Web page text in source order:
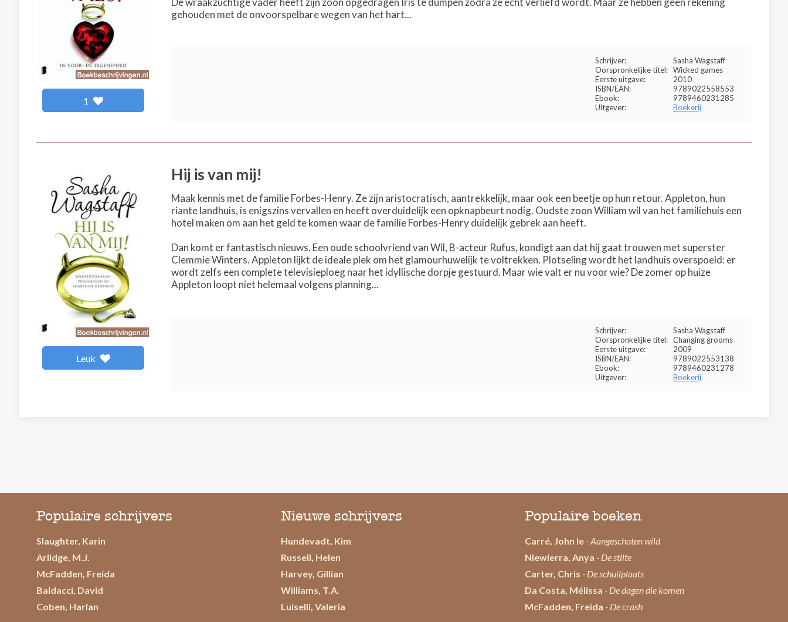
1
gehouden met de onvoorspelbare wegen van het hart...
Schrijver:
Sasha Wagstaff
Oorspronkelijke titel: Wicked games
Eerste uitgave:
2010
ISBN/EAN:
9789022558553
Ebook:
9789460231285
Uitgever:
Boekerij
Leuk
Hij is van mij!
Maak kennis met de familie Forbes-Henry. Ze zijn aristocratisch, aantrekkelijk, maar ook een beetje op hun retour. Appleton, hun
riante landhuis, is enigszins vervallen en heeft overduidelijk een opknapbeurt nodig. Oudste zoon William wil van het familiehuis een
hotel maken om aan het geld te komen waar de familie Forbes-Henry duidelijk gebrek aan heeft.
Dan komt er fantastisch nieuws. Een oude schoolvriend van Wil, B-acteur Rufus, kondigt aan dat hij gaat trouwen met superster
Clemmie Winters. Appleton lijkt de ideale plek om het glamourhuwelijk te voltrekken. Plotseling wordt het landhuis overspoeld: er
wordt zelfs een complete televisieploeg naar het idyllische dorpje gestuurd. Maar wie valt er nu voor wie? De zomer op huize
Appleton loopt niet helemaal volgens planning...
Schrijver:
Sasha Wagstaff
Oorspronkelijke titel: Changing grooms
Eerste uitgave:
2009
ISBN/EAN:
9789022553138
Ebook:
9789460231278
Uitgever:
Boekerij
Populaire schrijvers
Slaughter, Karin
Arlidge, M.J.
McFadden, Freida
Baldacci, David
Coben, Harlan
Nieuwe schrijvers
Hundevadt, Kim
Russell, Helen
Harvey, Gillian
Williams, T.A.
Luiselli, Valeria
Populaire boeken
Carré, John le - Aangeschoten wild
Niewierra, Anya - De stilte
Carter, Chris - De schuilplaats
Da Costa, Mélissa - De dagen die komen
McFadden, Freida - De crash